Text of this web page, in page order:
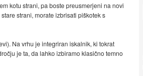
kotu strani, pa boste preusmerjeni na novi
strani, morate izbrisati piškotek s
Na vrhu je integriran iskalnik, ki tokrat
je ta, da lahko izbiramo klasično temno